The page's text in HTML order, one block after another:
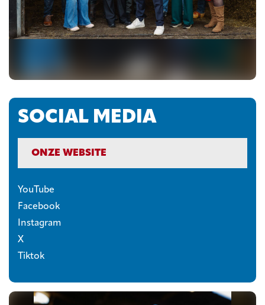
SOCIAL MEDIA
ONZE WEBSITE
YouTube
Facebook
Instagram
X
Tiktok